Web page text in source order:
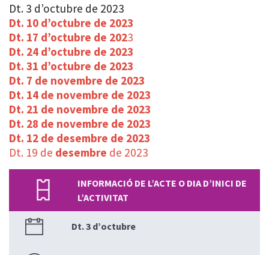
Dt. 3 d’octubre de 2023
Dt. 10 d’octubre de 2023
Dt. 17 d’octubre de 2023
Dt. 24 d’octubre de 2023
Dt. 31 d’octubre de 2023
Dt. 7 de novembre de 2023
Dt. 14 de novembre de 2023
Dt. 21 de novembre de 2023
Dt. 28 de novembre de 2023
Dt. 12 de desembre de 2023
Dt. 19 de desembre de 2023
INFORMACIÓ DE L’ACTE O DIA D’INICI DE
L’ACTIVITAT
Dt. 3 d’octubre